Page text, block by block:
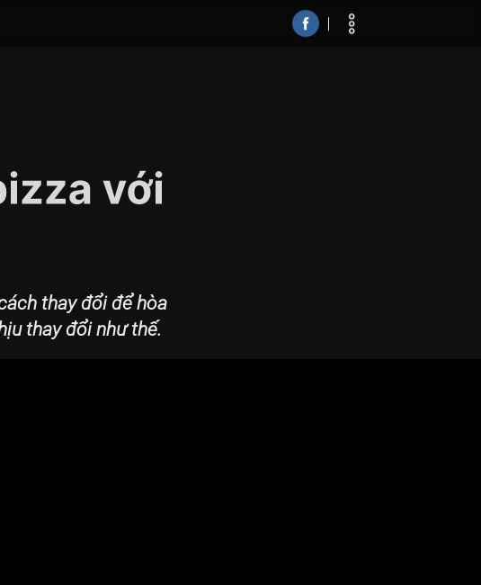
thay đổi để hòa
thay đổi như thế.